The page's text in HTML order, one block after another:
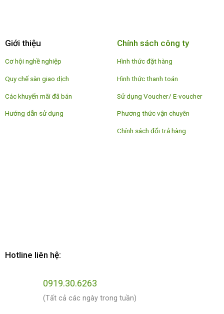
Giới thiệu
Cơ hội nghề nghiệp
Quy chế sàn giao dịch
Các khuyến mãi đã bán
Hướng dẫn sử dụng
Chính sách công ty
Hình thức đặt hàng
Hình thức thanh toán
Sử dụng Voucher/ E-voucher
Phương thức vận chuyên
Chính sách đổi trả hàng
Hotline liên hệ:
0919.30.6263
(Tất cả các ngày trong tuần)